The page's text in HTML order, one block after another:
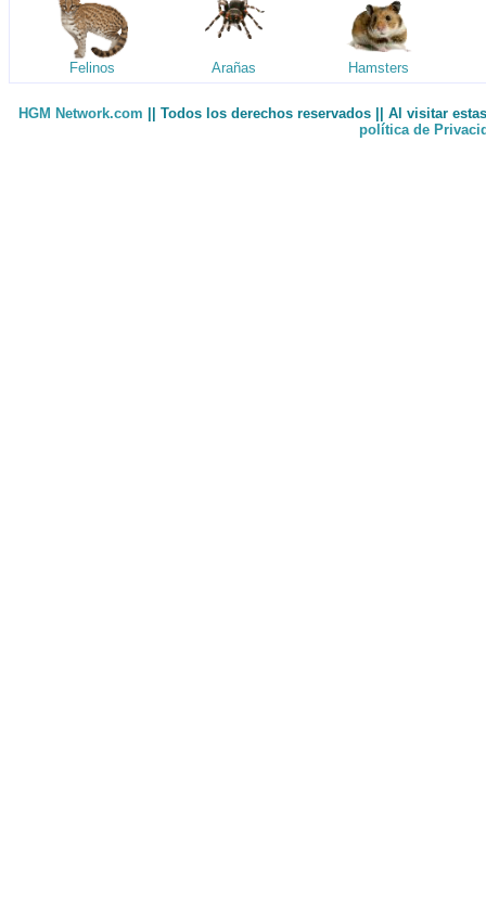
Felinos Arañas Hamsters
HGM Network.com || Todos los derechos reservados || Al visitar
política de